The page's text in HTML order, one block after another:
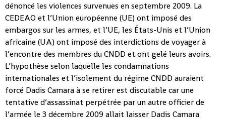
dénoncé les violences survenues en septembre 2009. La
CEDEAO et l’Union européenne (UE) ont imposé des
embargos sur les armes, et l’UE, les États-Unis et l’Union
africaine (UA) ont imposé des interdictions de voyager à
l’encontre des membres du CNDD et ont gelé leurs avoirs.
L’hypothèse selon laquelle les condamnations
internationales et l’isolement du régime CNDD auraient
forcé Dadis Camara à se retirer est discutable car une
tentative d’assassinat perpétrée par un autre officier de
l’armée le 3 décembre 2009 allait laisser Dadis Camara